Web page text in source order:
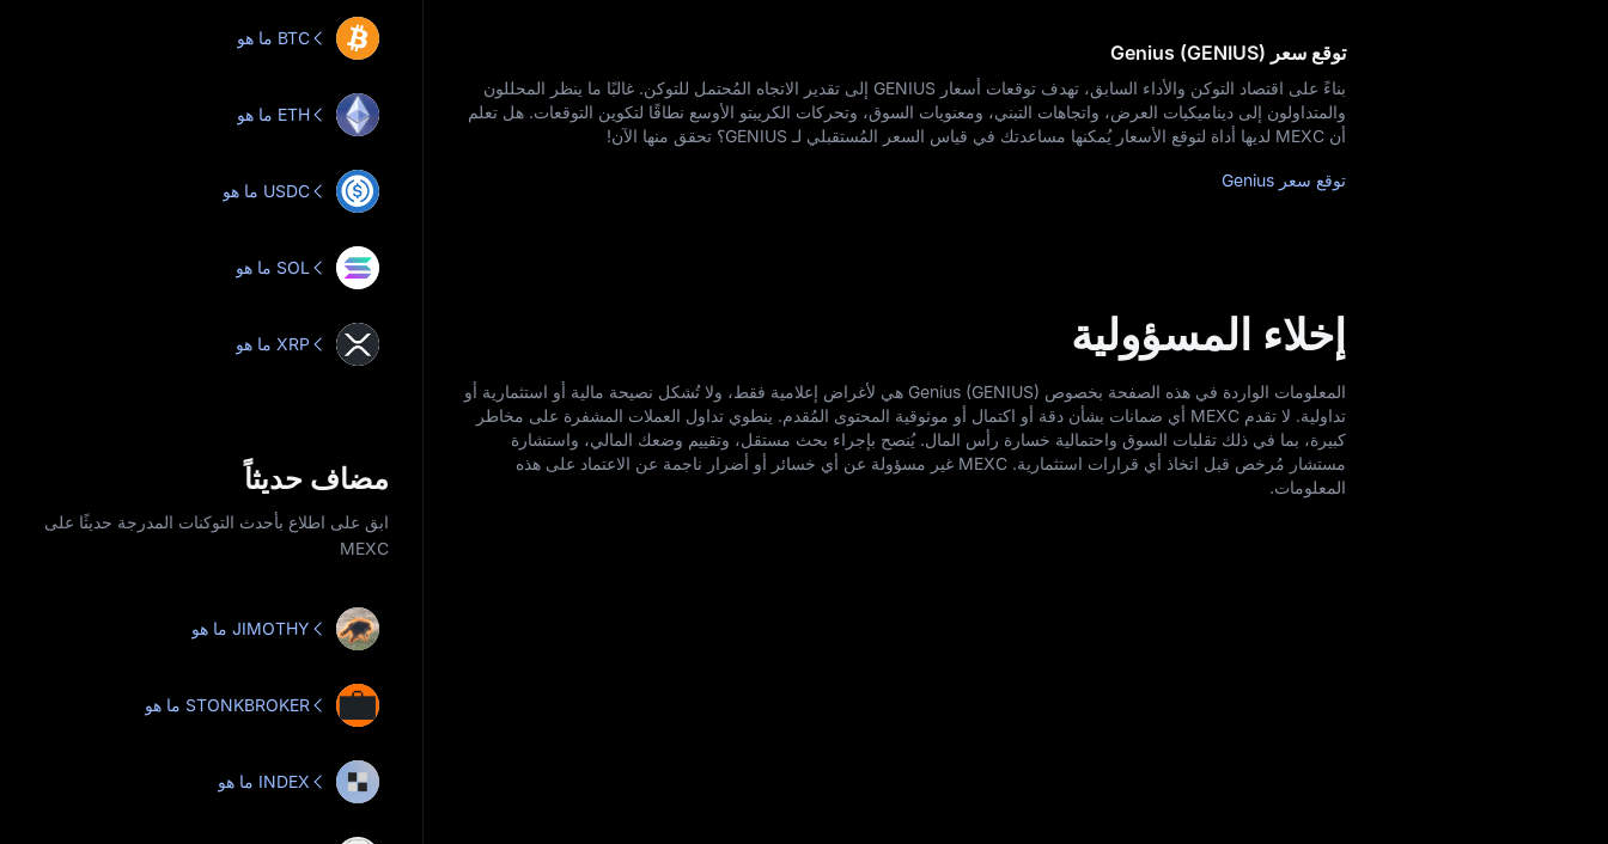
توقع سعر Genius (GENIUS)
بناءً على اقتصاد التوكن والأداء السابق، تهدف توقعات أسعار GENIUS إلى تقدير الاتجاه المُحتمل للتوكن. غالبًا ما ينظر المحللون
والمتداولون إلى ديناميكيات العرض، واتجاهات التبني، ومعنويات السوق، وتحركات الكريبتو الأوسع نطاقًا لتكوين التوقعات. هل تعلم
أن MEXC لديها أداة لتوقع الأسعار يُمكنها مساعدتك في قياس السعر المُستقبلي لـ GENIUS؟ تحقق منها الآن!
توقع سعر Genius
إخلاء المسؤولية
المعلومات الواردة في هذه الصفحة بخصوص Genius (GENIUS) هي لأغراض إعلامية فقط، ولا تُشكل نصيحة مالية أو استثمارية أو
تداولية. لا تقدم MEXC أي ضمانات بشأن دقة أو اكتمال أو موثوقية المحتوى المُقدم. ينطوي تداول العملات المشفرة على مخاطر
كبيرة، بما في ذلك تقلبات السوق واحتمالية خسارة رأس المال. يُنصح بإجراء بحث مستقل، وتقييم وضعك المالي، واستشارة
مستشار مُرخص قبل اتخاذ أي قرارات استثمارية. MEXC غير مسؤولة عن أي خسائر أو أضرار ناجمة عن الاعتماد على هذه
المعلومات.
ما هو BTC
ما هو ETH
ما هو USDC
ما هو SOL
ما هو XRP
مضاف حديثاً
ابق على اطلاع بأحدث التوكنات المدرجة حديثًا على
MEXC
ما هو JIMOTHY
ما هو STONKBROKER
ما هو INDEX